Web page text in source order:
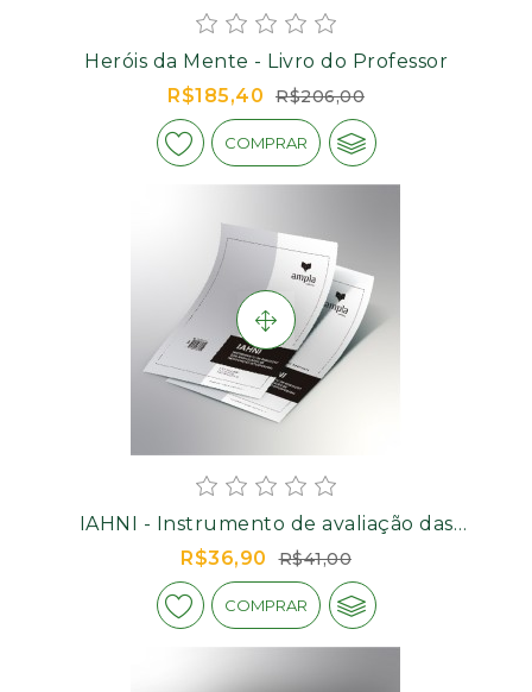
Heróis da Mente - Livro do Professor
R$185,40
R$206,00
COMPRAR
IAHNI - Instrumento de avaliação das
habilidades de negociação interpessoal - Bloco
De Respostas
R$36,90 R$41,00
COMPRAR